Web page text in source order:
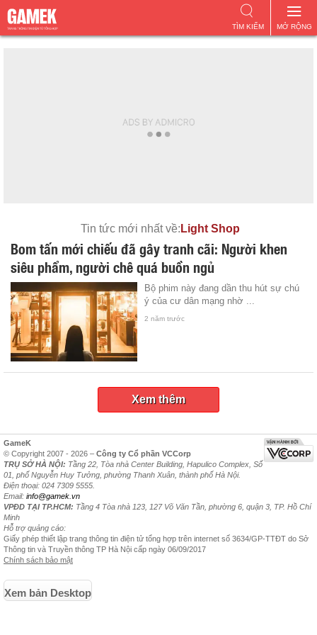
MỞ RỘNG
TÌM KIẾM
Tin tức mới nhất về: Light Shop
Bom tấn mới chiếu đã gây tranh cãi: Người khen
siêu phẩm, người chê quá buồn ngủ
Bộ phim này đang dần thu hút sự chú
ý của cư dân mạng nhờ ...
2 năm trước
Xem thêm
GameK
© Copyright 2007 - 2026 – Công ty Cổ phần VCCorp
TRỤ SỞ HÀ NỘI: Tầng 22, Tòa nhà Center Building, Hapulico Complex, Số
01, phố Nguyễn Huy Tưởng, phường Thanh Xuân, thành phố Hà Nội.
Điện thoại: 024 7309 5555.
Email: info@gamek.vn
VPĐD TẠI TP.HCM: Tầng 4 Tòa nhà 123, 127 Võ Văn Tần, phường 6, quận 3, TP. Hồ Chí
Minh
Hỗ trợ quảng cáo:
Giấy phép thiết lập trang thông tin điện tử tổng hợp trên internet số 3634/GP-TTĐT do Sở
Thông tin và Truyền thông TP Hà Nội cấp ngày 06/09/2017
Chính sách bảo mật
Xem bản Desktop